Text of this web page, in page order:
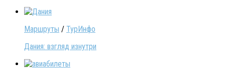
Маршруты / ТурИнфо
Дания: взгляд изнутри